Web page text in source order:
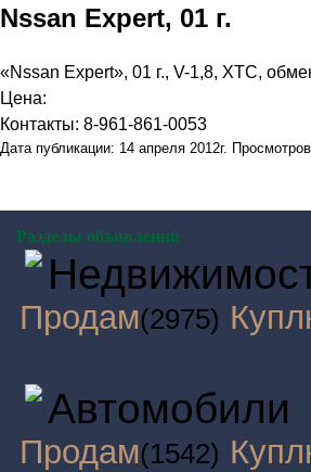
Nssan Expert, 01 г.
«Nssan Expert», 01 г., V-1,8, ХТС,
Цена:
Контакты: 8-961-861-0053
Дата публикации: 14 апреля 2012г.
Разделы объявлений
Продам(2975)
Автомобили
Продам(1542)